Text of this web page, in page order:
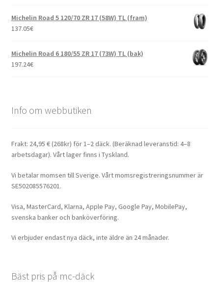
Michelin Road 5 120/70 ZR 17 (58W) TL (fram)
137.05€
Michelin Road 6 180/55 ZR 17 (73W) TL (bak)
197.24€
Info om webbutiken
Frakt: 24,95 € (268kr) för 1–2 däck. (Beräknad leveranstid: 4–8
arbetsdagar). Vårt lager finns i Tyskland.
Vi betalar momsen till Sverige. Vårt momsregistreringsnummer är
SE502085576201.
Visa, MasterCard, Klarna, Apple Pay, Google Pay, MobilePay,
svenska banker och banköverföring.
Vi erbjuder endast nya däck, inte äldre än 24 månader.
Bäst pris på mc-däck